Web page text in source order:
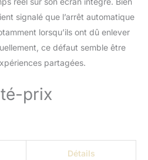
de l'objectif, un câble
et un manuel
signalé que l’arrêt automatique
lorsqu’ils ont dû enlever
ce défaut semble être
partagées.
prix
Détails